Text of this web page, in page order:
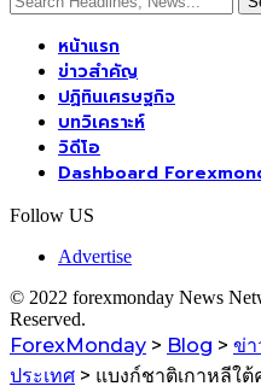
หน้าแรก
ข่าวสำคัญ
ปฏิทินเศรษฐกิจ
บทวิเคราะห์
วิดีโอ
Dashboard
Follow US
Advertise
© 2022 forexmonday News
Reserved.
ForexMonday > Blog > ข่
ประเทศ > แบงก์ชาติเกาหลีใ